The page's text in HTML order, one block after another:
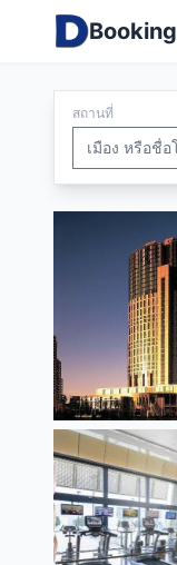
Booking
สถานที่